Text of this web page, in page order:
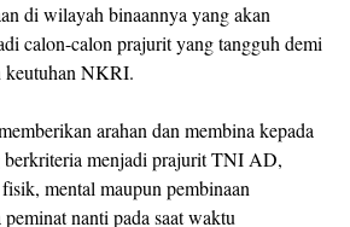
di wilayah binaannya yang akan
calon-calon prajurit yang tangguh demi
keutuhan NKRI.
arahan dan membina kepada
berkriteria menjadi prajurit TNI AD,
mental maupun pembinaan
nanti pada saat waktu